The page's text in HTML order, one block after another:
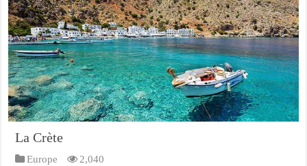
La Crète
Europe 2,040